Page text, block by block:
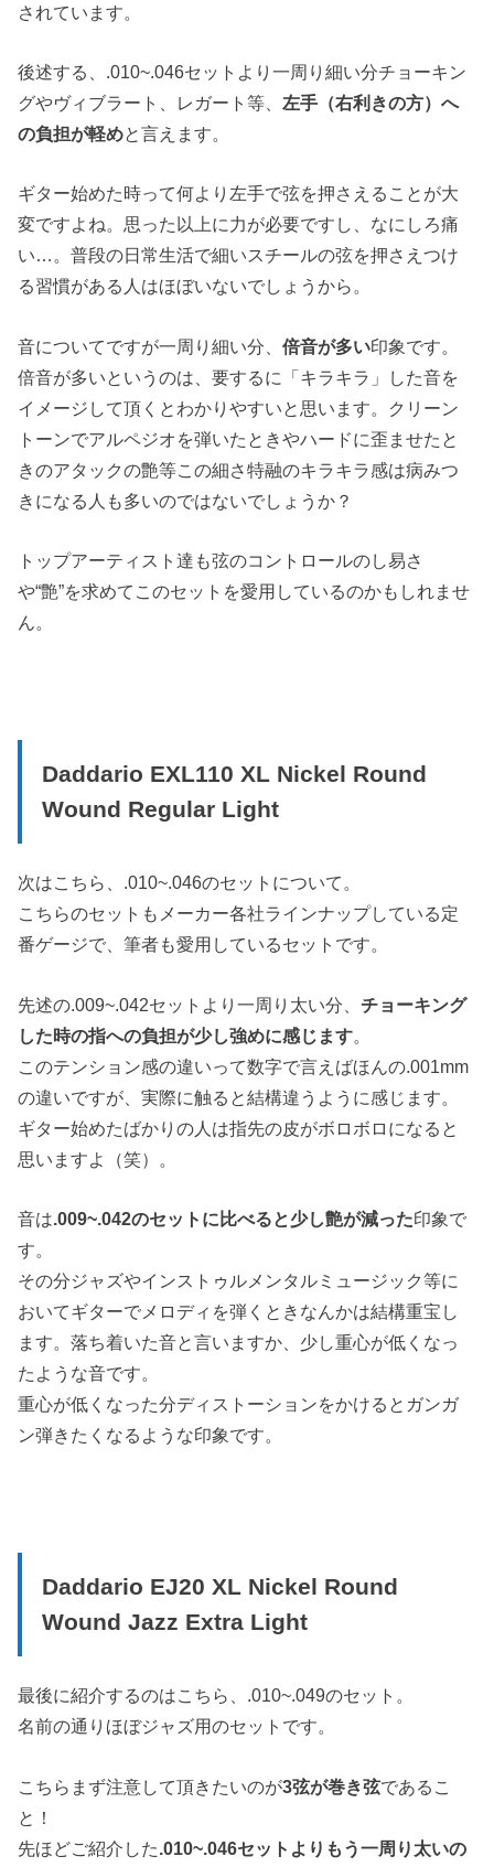
されています。
後述する、.010~.046セットより一周り細い分チョーキン
グやヴィブラート、レガート等、左手（右利きの方）へ
の負担が軽めと言えます。
ギター始めた時って何より左手で弦を押さえることが大
変ですよね。思った以上に力が必要ですし、なにしろ痛
い…。普段の日常生活で細いスチールの弦を押さえつけ
る習慣がある人はほぼいないでしょうから。
音についてですが一周り細い分、倍音が多い印象です。
倍音が多いというのは、要するに「キラキラ」した音を
イメージして頂くとわかりやすいと思います。クリーン
トーンでアルペジオを弾いたときやハードに歪ませたと
きのアタックの艶等この細さ特融のキラキラ感は病みつ
きになる人も多いのではないでしょうか？
トップアーティスト達も弦のコントロールのし易さ
や“艶”を求めてこのセットを愛用しているのかもしれませ
ん。
Daddario EXL110 XL Nickel Round
Wound Regular Light
次はこちら、.010~.046のセットについて。
こちらのセットもメーカー各社ラインナップしている定
番ゲージで、筆者も愛用しているセットです。
先述の.009~.042セットより一周り太い分、チョーキング
した時の指への負担が少し強めに感じます。
このテンション感の違いって数字で言えばほんの.001mm
の違いですが、実際に触ると結構違うように感じます。
ギター始めたばかりの人は指先の皮がボロボロになると
思いますよ（笑）。
音は.009~.042のセットに比べると少し艶が減った印象で
す。
その分ジャズやインストゥルメンタルミュージック等に
おいてギターでメロディを弾くときなんかは結構重宝し
ます。落ち着いた音と言いますか、少し重心が低くなっ
たような音です。
重心が低くなった分ディストーションをかけるとガンガ
ン弾きたくなるような印象です。
Daddario EJ20 XL Nickel Round
Wound Jazz Extra Light
最後に紹介するのはこちら、.010~.049のセット。
名前の通りほぼジャズ用のセットです。
こちらまず注意して頂きたいのが3弦が巻き弦であるこ
と！
先ほどご紹介した.010~.046セットよりもう一周り太いの